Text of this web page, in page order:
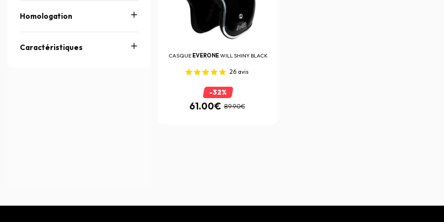
Homologation
Caractéristiques
CASQUE EVERONEWILL SHINY BLACK
26 avis
-32%
61.00€ 89.90€